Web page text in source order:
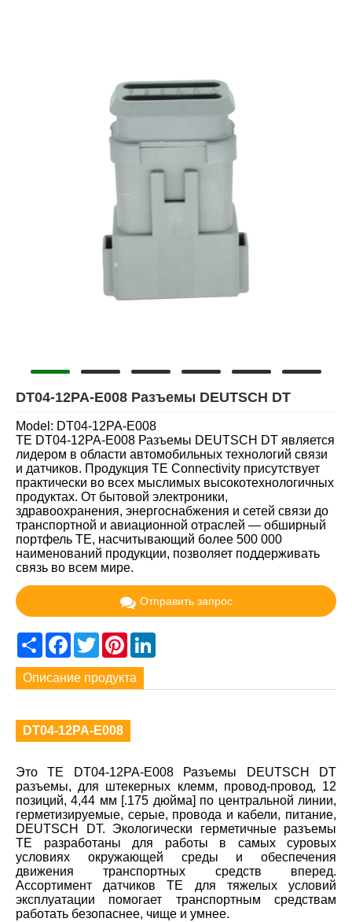
DT04-12PA-E008 Разъемы DEUTSCH DT
Model: DT04-12PA-E008
TE DT04-12PA-E008 Разъемы DEUTSCH DT является
лидером в области автомобильных технологий связи
и датчиков. Продукция TE Connectivity присутствует
практически во всех мыслимых высокотехнологичных
продуктах. От бытовой электроники,
здравоохранения, энергоснабжения и сетей связи до
транспортной и авиационной отраслей — обширный
портфель TE, насчитывающий более 500 000
наименований продукции, позволяет поддерживать
связь во всем мире.
Отправить запрос
ShareFacebook
TwitterPinterest
Описание продукта
DT04-12PA-E008
Это TE DT04-12PA-E008 Разъемы DEUTSCH DT
разъемы, для штекерных клемм, провод-провод, 12
позиций, 4,44 мм [.175 дюйма] по центральной линии,
герметизируемые, серые, провода и кабели, питание,
DEUTSCH DT. Экологически герметичные разъемы
TE разработаны для работы в самых суровых
условиях окружающей среды и обеспечения
движения транспортных средств вперед.
Ассортимент датчиков TE для тяжелых условий
эксплуатации помогает транспортным средствам
работать безопаснее, чище и умнее.